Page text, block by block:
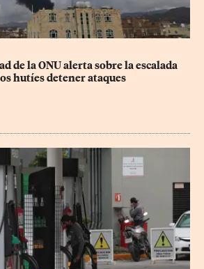
de la ONU alerta sobre la escalada
hutíes detener ataques